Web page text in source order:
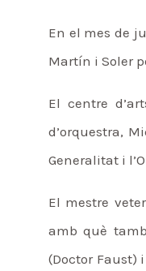
En el mes de
Martín i Soler
El centre
d’orquestra,
Generalitat i
El mestre
amb què
(Doctor Faust)